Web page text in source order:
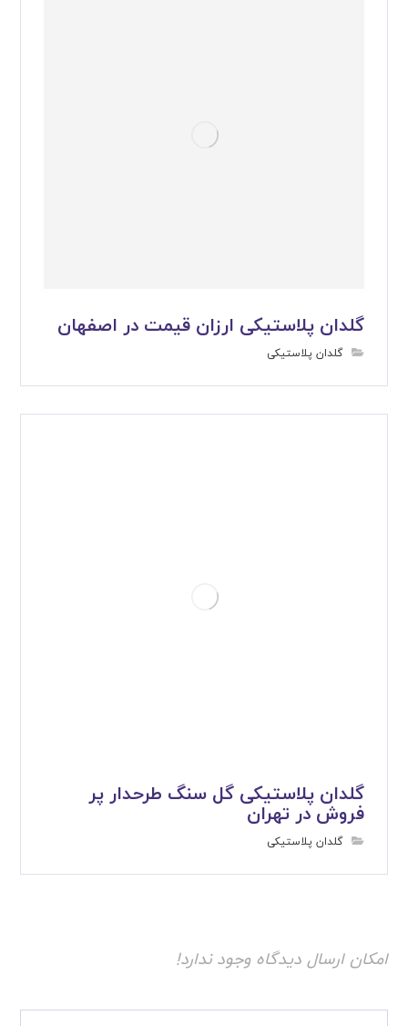
گلدان پلاستیکی ارزان قیمت در اصفهان
گلدان پلاستیکی
گلدان پلاستیکی گل سنگ طرحدار پر
فروش در تهران
گلدان پلاستیکی
امکان ارسال دیدگاه وجود ندارد!